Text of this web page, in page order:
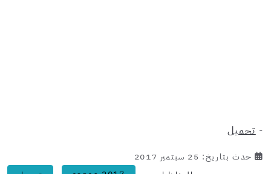
-تحميل
حدث بتاريخ: 25 سبتمبر 2017